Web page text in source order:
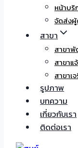
หน้าบริ
จัดส่งผู้
สาขา
สาขา
สาขาแ
สาขาเ
รูปภาพ
บทความ
เกี่ยวกับเรา
ติดต่อเรา